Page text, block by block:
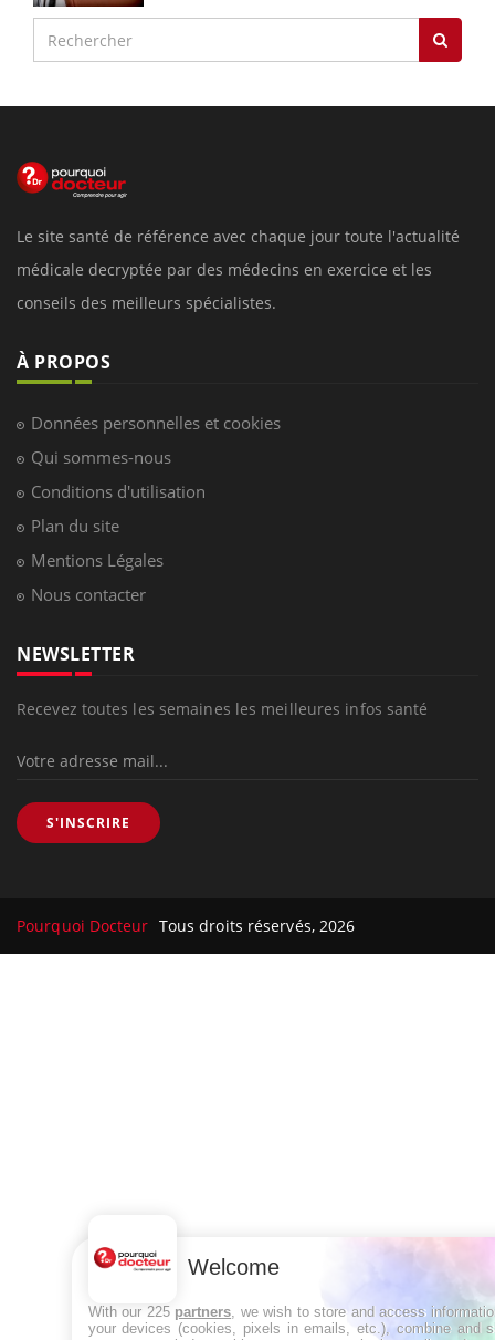
Le site santé de référence avec chaque jour toute l'actualité
médicale decryptée par des médecins en exercice et les
conseils des meilleurs spécialistes.
À PROPOS
Données personnelles et cookies
Qui sommes-nous
Conditions d'utilisation
Plan du site
Mentions Légales
Nous contacter
NEWSLETTER
Recevez toutes les semaines les meilleures infos santé
S'INSCRIRE
Pourquoi Docteur Tous droits réservés, 2026
Welcome
With our 225 partners , we wish to store and access
your devices (cookies, pixels in emails, etc.), combine and